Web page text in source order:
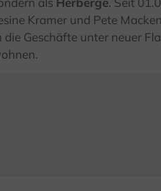
Kramer und Pete
Geschäfte unter neuer